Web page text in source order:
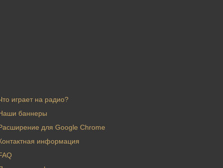
играет на радио?
баннеры
для Google Chrome
информация